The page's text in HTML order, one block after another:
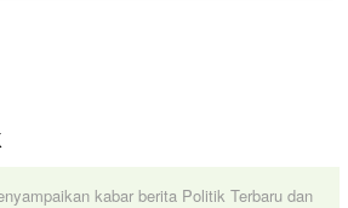
kabar berita Politik Terbaru dan